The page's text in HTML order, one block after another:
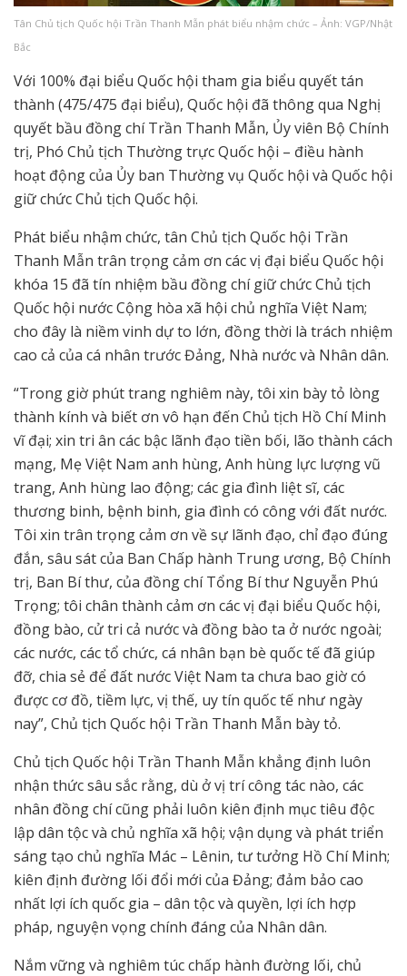
Tân Chủ tịch Quốc hội Trần Thanh Mẫn phát biểu nhậm chức – Ảnh: VGP/Nhật
Bắc
Với 100% đại biểu Quốc hội tham gia biểu quyết tán
thành (475/475 đại biểu), Quốc hội đã thông qua Nghị
quyết bầu đồng chí Trần Thanh Mẫn, Ủy viên Bộ Chính
trị, Phó Chủ tịch Thường trực Quốc hội – điều hành
hoạt động của Ủy ban Thường vụ Quốc hội và Quốc hội
giữ chức Chủ tịch Quốc hội.
Phát biểu nhậm chức, tân Chủ tịch Quốc hội Trần
Thanh Mẫn trân trọng cảm ơn các vị đại biểu Quốc hội
khóa 15 đã tín nhiệm bầu đồng chí giữ chức Chủ tịch
Quốc hội nước Cộng hòa xã hội chủ nghĩa Việt Nam;
cho đây là niềm vinh dự to lớn, đồng thời là trách nhiệm
cao cả của cá nhân trước Đảng, Nhà nước và Nhân dân.
“Trong giờ phút trang nghiêm này, tôi xin bày tỏ lòng
thành kính và biết ơn vô hạn đến Chủ tịch Hồ Chí Minh
vĩ đại; xin tri ân các bậc lãnh đạo tiền bối, lão thành cách
mạng, Mẹ Việt Nam anh hùng, Anh hùng lực lượng vũ
trang, Anh hùng lao động; các gia đình liệt sĩ, các
thương binh, bệnh binh, gia đình có công với đất nước.
Tôi xin trân trọng cảm ơn về sự lãnh đạo, chỉ đạo đúng
đắn, sâu sát của Ban Chấp hành Trung ương, Bộ Chính
trị, Ban Bí thư, của đồng chí Tổng Bí thư Nguyễn Phú
Trọng; tôi chân thành cảm ơn các vị đại biểu Quốc hội,
đồng bào, cử tri cả nước và đồng bào ta ở nước ngoài;
các nước, các tổ chức, cá nhân bạn bè quốc tế đã giúp
đỡ, chia sẻ để đất nước Việt Nam ta chưa bao giờ có
được cơ đồ, tiềm lực, vị thế, uy tín quốc tế như ngày
nay”, Chủ tịch Quốc hội Trần Thanh Mẫn bày tỏ.
Chủ tịch Quốc hội Trần Thanh Mẫn khẳng định luôn
nhận thức sâu sắc rằng, dù ở vị trí công tác nào, các
nhân đồng chí cũng phải luôn kiên định mục tiêu độc
lập dân tộc và chủ nghĩa xã hội; vận dụng và phát triển
sáng tạo chủ nghĩa Mác – Lênin, tư tưởng Hồ Chí Minh;
kiên định đường lối đổi mới của Đảng; đảm bảo cao
nhất lợi ích quốc gia – dân tộc và quyền, lợi ích hợp
pháp, nguyện vọng chính đáng của Nhân dân.
Nắm vững và nghiêm túc chấp hành đường lối, chủ